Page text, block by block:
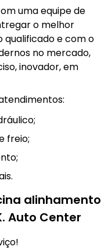
uma equipe de
o melhor
qualificado e com o
no mercado,
inovador, em
freio;
alinhamento
Auto Center